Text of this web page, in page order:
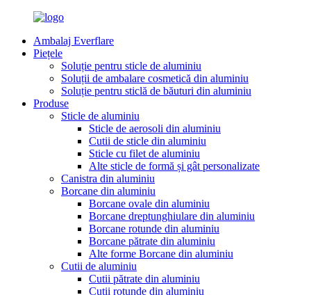
Ambalaj Everflare
Piețele
Soluție pentru sticle de aluminiu
Soluții de ambalare cosmetică din aluminiu
Soluție pentru sticlă de băuturi din aluminiu
Produse
Sticle de aluminiu
Sticle de aerosoli din aluminiu
Cutii de sticle din aluminiu
Sticle cu filet de aluminiu
Alte sticle de formă și gât personalizate
Canistra din aluminiu
Borcane din aluminiu
Borcane ovale din aluminiu
Borcane dreptunghiulare din aluminiu
Borcane rotunde din aluminiu
Borcane pătrate din aluminiu
Alte forme Borcane din aluminiu
Cutii de aluminiu
Cutii pătrate din aluminiu
Cutii rotunde din aluminiu